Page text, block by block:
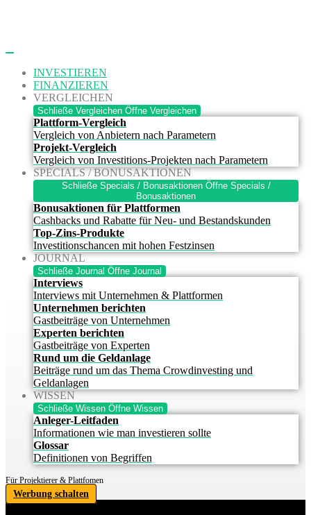
INVESTIEREN
FINANZIEREN
VERGLEICHEN
Schließe Vergleichen Öffne Vergleichen
Plattform-Vergleich
Vergleich von Anbietern nach Parametern
Projekt-Vergleich
Vergleich von Investitions-Projekten nach Parametern
SPECIALS / BONUSAKTIONEN
Schließe Specials / Bonusaktionen Öffne Specials /
Bonusaktionen
Bonusaktionen für Plattformen
Cashbacks und Rabatte für Neu- und Bestandskunden
Top-Zins-Produkte
Investitionschancen mit hohen Festzinsen
JOURNAL
Schließe Journal Öffne Journal
Interviews
Interviews mit Unternehmen & Plattformen
Unternehmen berichten
Gastbeiträge von Unternehmen
Experten berichten
Gastbeiträge von Experten
Rund um die Geldanlage
Beiträge rund um das Thema Crowdinvesting und
Geldanlagen
WISSEN
Schließe Wissen Öffne Wissen
Anleger-Leitfaden
Informationen wie man investieren sollte
Glossar
Definitionen von Begriffen
Für Projektierer & Plattfomen
Werbung schalten